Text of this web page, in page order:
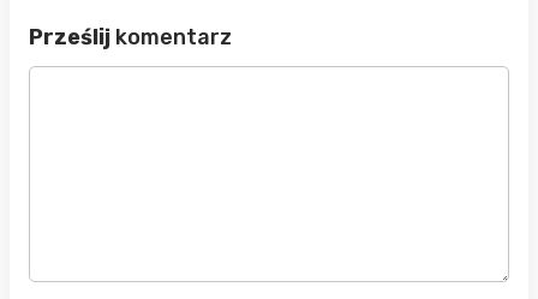
Prześlij komentarz